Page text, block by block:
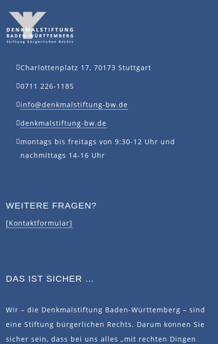
Charlottenplatz 17, 70173 Stuttgart
0711 226-1185
info@denkmalstiftung-bw.de
denkmalstiftung-bw.de
montags bis freitags von 9:30-12 Uhr und
nachmittags 14-16 Uhr
WEITERE FRAGEN?
[Kontaktformular]
DAS IST SICHER …
Wir – die Denkmalstiftung Baden-Württemberg – sind
eine Stiftung bürgerlichen Rechts. Darum können Sie
sicher sein, dass bei uns alles „mit rechten Dingen